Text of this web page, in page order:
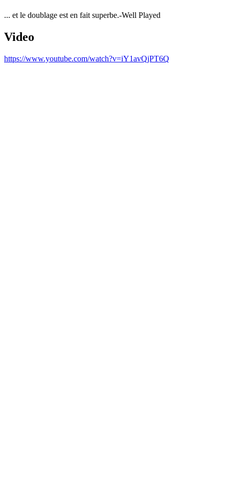
... et le doublage est en fait superbe.-Well Played
Video
https://www.youtube.com/watch?v=iY1avQjPT6Q